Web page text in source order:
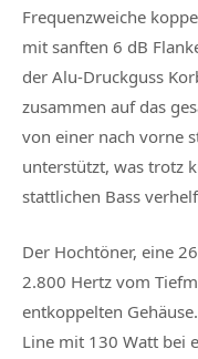
Frequenzweiche
mit sanften 6 dB
der Alu-Druckguss
zusammen auf das
von einer nach vorne
unterstützt, was trotz
stattlichen Bass
Der Hochtöner, eine
2.800 Hertz vom
entkoppelten
Line mit 130 Watt bei